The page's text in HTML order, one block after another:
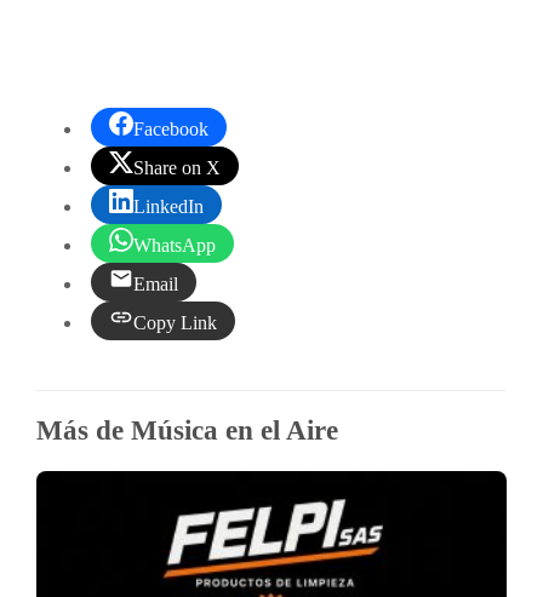
Facebook
Share on X
LinkedIn
WhatsApp
Email
Copy Link
Más de Música en el Aire